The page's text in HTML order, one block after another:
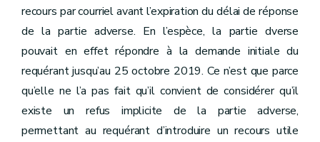
recours par courriel avant l’expiration du délai de réponse
de la partie adverse. En l’espèce, la partie dverse
pouvait en effet répondre à la demande initiale du
requérant jusqu’au 25 octobre 2019. Ce n’est que parce
qu’elle ne l’a pas fait qu’il convient de considérer qu’il
existe un refus implicite de la partie adverse,
permettant au requérant d’introduire un recours utile